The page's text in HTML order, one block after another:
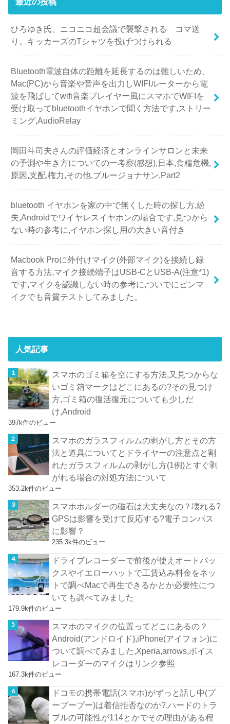
ひろゆき氏、ニコニコ超会議で襲撃される コマ送
り。キッカーズのTシャツを投げつけられる
Bluetooth電波自体の距離を延長するのは難しいため、
Mac(PC)から音楽や音声を出力しWIFIルーターから電
波を飛ばしてwifi音楽プレイヤー風にスマホでWIFIを
受け取ってbluetoothイヤホンで聞く方法です,ストリー
ミング,AudioRelay
岡田斗司夫さんの評価経済とオンラインサロンと未来
の予測や生き方についての一考察(感想),日本,食糧危機,
原因,支配,権力,その他,ブルージョナサン,Part2
bluetooth イヤホンを家の中で無くした時の探し方,紛
失,Androidでワイヤレスイヤホンの場合です,見つから
ない時の参考に,イヤホン探し用の大きい音付き
Macbook Proに外付けマイク(外部マイク)を接続し録
音する方法,マイク接続端子はUSB-CとUSB-A(注意*1)
です,マイクを認識しない時の参考に,ついでにピンマ
イクでも音質テストしてみました。
人気記事
スマホのゴミ箱を空にする方法,又見つからな
いゴミ箱マークはどこにあるの?その見つけ
方,ゴミ箱の復活復元についても少しだ
け,Android
397k件のビュー
スマホのガラスフィルムの剥がし方とその方
法と道具についてとドライヤーの注意点と割
れたガラスフィルムの剥がし方(1例)とすぐ剥
がれる場合の対処方法について
353.2k件のビュー
スマホホルダーの磁石は大丈夫なの？壊れる?
GPSは影響を受けて反応する?電子コンパス
に影響？
235.3k件のビュー
ドライブレコーダーで前後が使えオートバッ
クスやイエローハットで工賃込み料金をネッ
トで調べMacで再生できるかとか必要性につ
いても調べてみました
179.9k件のビュー
スマホのマイクの位置ってどこにあるの？
Android(アンドロイド),iPhone(アイフォン)に
ついて調べてみました,Xperia,arrows,ボイス
レコーダーのマイクはリンク参照
167.3k件のビュー
ドコモの携帯電話(スマホ)がずっと話し中(プ
ープープー)は着信拒否なのか?,ハードのトラ
ブルの可能性が114とかでその理由がある程